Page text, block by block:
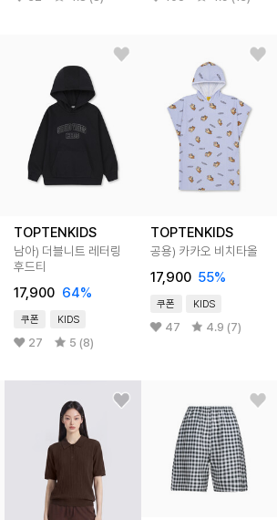
TOPTENKIDS
남아) 더블니트 레터링
후드티
17,900 64%
쿠폰 KIDS
27 5 (8)
TOPTENKIDS
공용) 카카오 비치타올
17,900 55%
쿠폰 KIDS
47 4.9 (7)